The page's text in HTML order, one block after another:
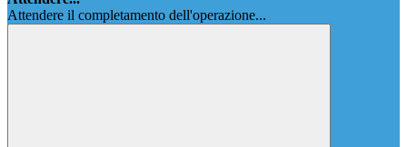
Attendere il completamento dell'operazione...